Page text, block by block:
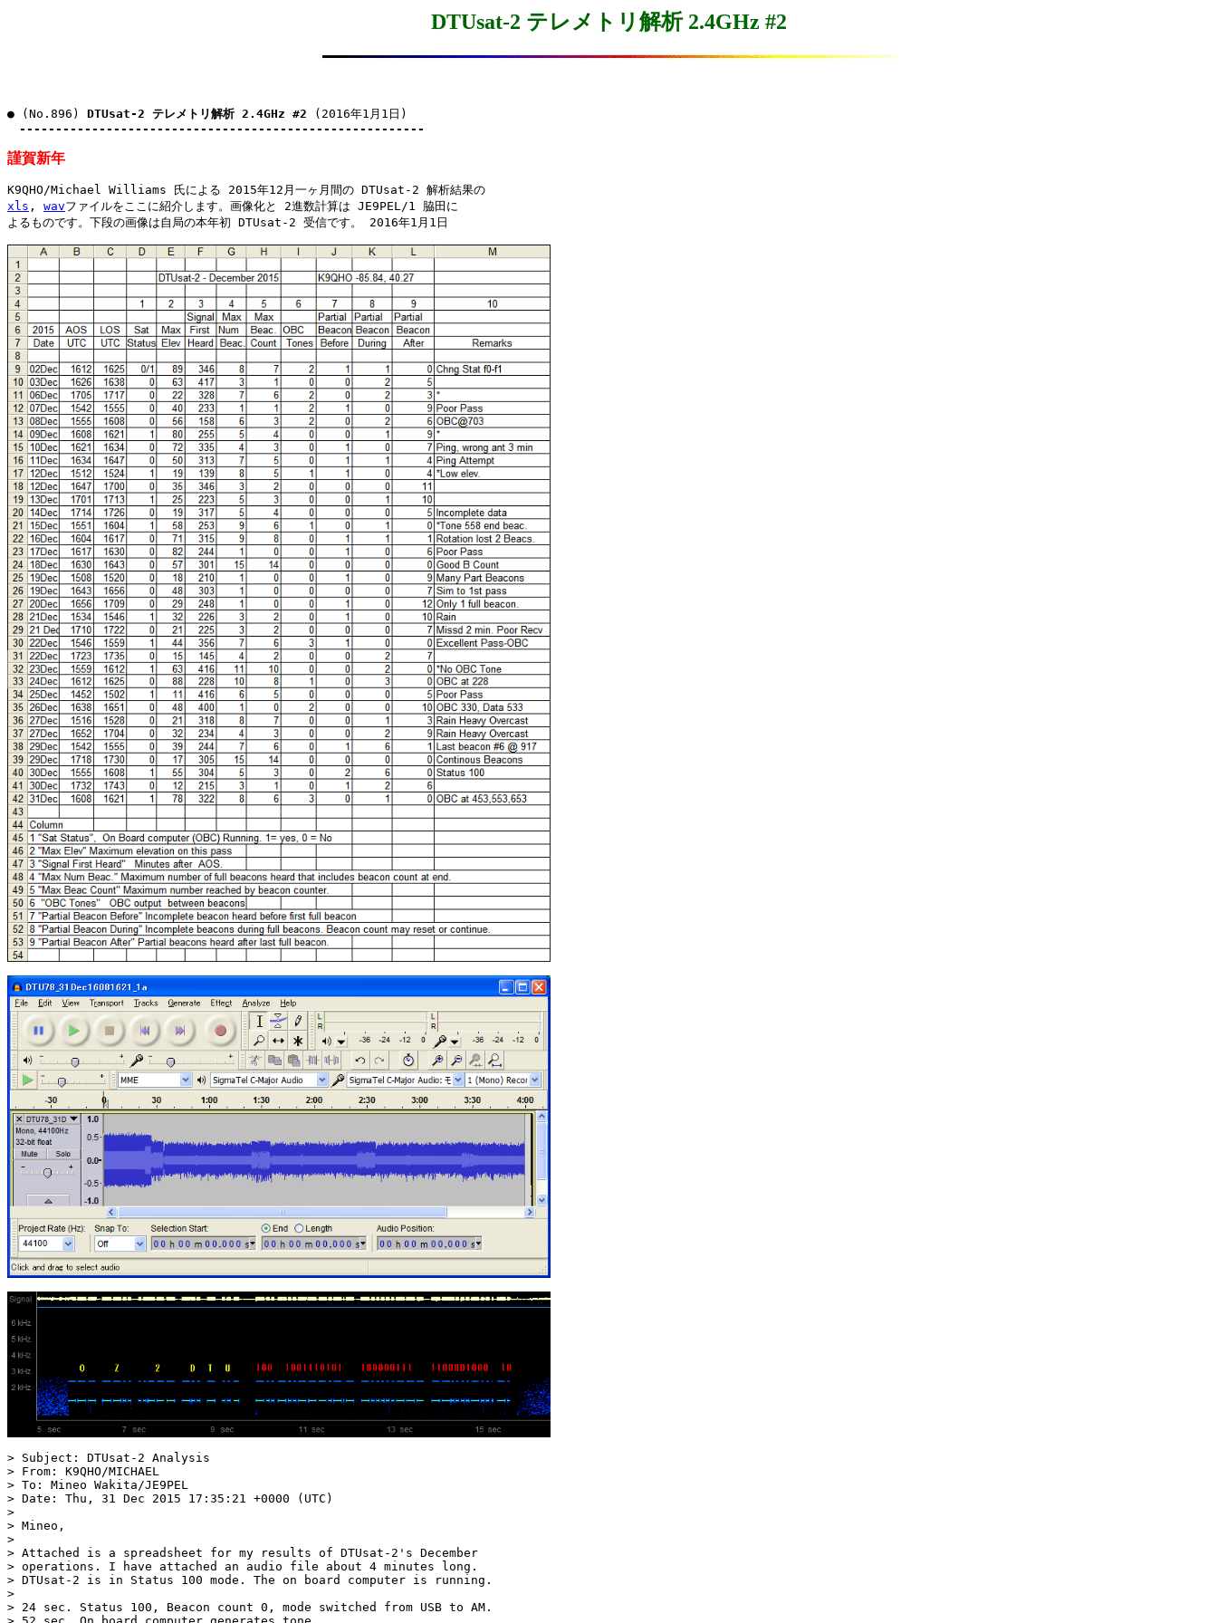
DTUsat-2 テレメトリ解析 2.4GHz #2
● (No.896) DTUsat-2 テレメトリ解析 2.4GHz #2 (2016年1月1日)
--------------------------------------------------------
謹賀新年
xls , wavファイルをここに紹介します。画像化と 2進数計算は JE9PEL/1 脇田に
よるものです。下段の画像は自局の本年初 DTUsat-2 受信です。 2016年1月1日
> Subject: DTUsat-2 Analysis
> From: K9QHO/MICHAEL
> To: Mineo Wakita/JE9PEL
> Date: Thu, 31 Dec 2015 17:35:21 +0000 (UTC)
>
> Mineo,
>
> Attached is a spreadsheet for my results of DTUsat-2's December
> operations. I have attached an audio file about 4 minutes long.
> DTUsat-2 is in Status 100 mode. The on board computer is running.
>
> 24 sec. Status 100, Beacon count 0, mode switched from USB to AM.